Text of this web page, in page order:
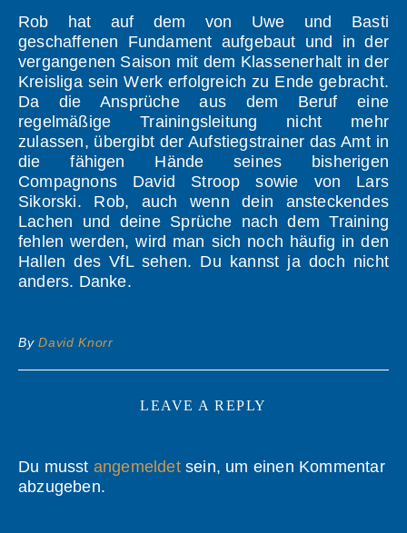
Rob hat auf dem von Uwe und Basti
geschaffenen Fundament aufgebaut und in der
vergangenen Saison mit dem Klassenerhalt in der
Kreisliga sein Werk erfolgreich zu Ende gebracht.
Da die Ansprüche aus dem Beruf eine
regelmäßige Trainingsleitung nicht mehr
zulassen, übergibt der Aufstiegstrainer das Amt in
die fähigen Hände seines bisherigen
Compagnons David Stroop sowie von Lars
Sikorski. Rob, auch wenn dein ansteckendes
Lachen und deine Sprüche nach dem Training
fehlen werden, wird man sich noch häufig in den
Hallen des VfL sehen. Du kannst ja doch nicht
anders. Danke.
ByDavid Knorr
LEAVE A REPLY
Du musst angemeldetsein, um einen Kommentar
abzugeben.